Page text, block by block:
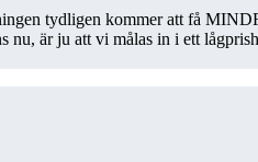
tydligen kommer att få
nu, är ju att vi målas in i ett